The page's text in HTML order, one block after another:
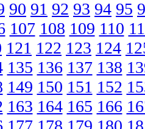
90 91 92 93 94 95
107 108 109 110
121 122 123 124
135 136 137 138
149 150 151 152
163 164 165 166